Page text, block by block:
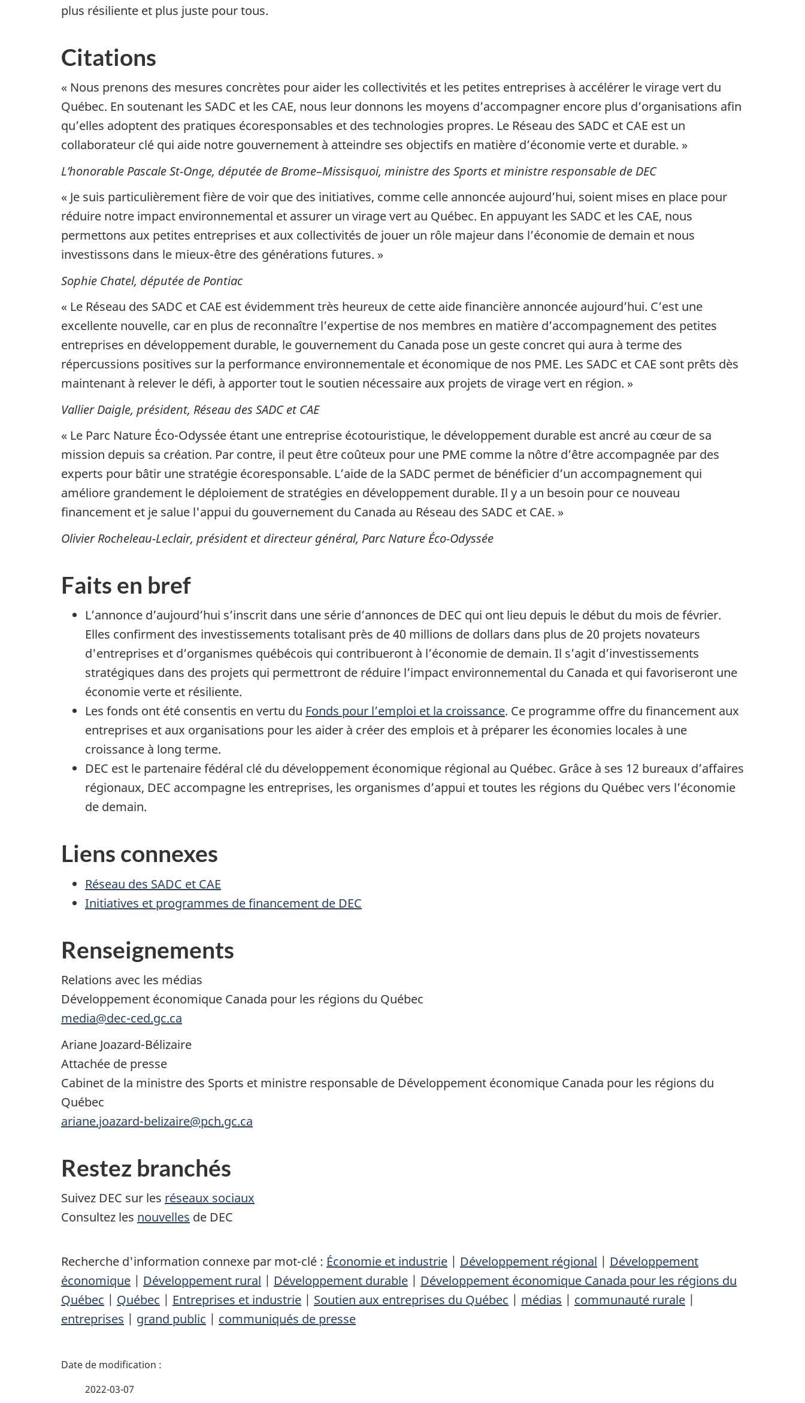
plus résiliente et plus juste pour tous.
Citations
« Nous prenons des mesures concrètes pour aider les collectivités et les petites entreprises à accélérer le virage vert du
Québec. En soutenant les SADC et les CAE, nous leur donnons les moyens d’accompagner encore plus d’organisations afin
qu’elles adoptent des pratiques écoresponsables et des technologies propres. Le Réseau des SADC et CAE est un
collaborateur clé qui aide notre gouvernement à atteindre ses objectifs en matière d’économie verte et durable. »
L’honorable Pascale St-Onge, députée de Brome–Missisquoi, ministre des Sports et ministre responsable de DEC
« Je suis particulièrement fière de voir que des initiatives, comme celle annoncée aujourd’hui, soient mises en place pour
réduire notre impact environnemental et assurer un virage vert au Québec. En appuyant les SADC et les CAE, nous
permettons aux petites entreprises et aux collectivités de jouer un rôle majeur dans l’économie de demain et nous
investissons dans le mieux-être des générations futures. »
Sophie Chatel, députée de Pontiac
« Le Réseau des SADC et CAE est évidemment très heureux de cette aide financière annoncée aujourd’hui. C’est une
excellente nouvelle, car en plus de reconnaître l’expertise de nos membres en matière d’accompagnement des petites
entreprises en développement durable, le gouvernement du Canada pose un geste concret qui aura à terme des
répercussions positives sur la performance environnementale et économique de nos PME. Les SADC et CAE sont prêts dès
maintenant à relever le défi, à apporter tout le soutien nécessaire aux projets de virage vert en région. »
Vallier Daigle, président, Réseau des SADC et CAE
« Le Parc Nature Éco-Odyssée étant une entreprise écotouristique, le développement durable est ancré au cœur de sa
mission depuis sa création. Par contre, il peut être coûteux pour une PME comme la nôtre d’être accompagnée par des
experts pour bâtir une stratégie écoresponsable. L’aide de la SADC permet de bénéficier d’un accompagnement qui
améliore grandement le déploiement de stratégies en développement durable. Il y a un besoin pour ce nouveau
financement et je salue l'appui du gouvernement du Canada au Réseau des SADC et CAE. »
Olivier Rocheleau-Leclair, président et directeur général, Parc Nature Éco-Odyssée
Faits en bref
L’annonce d’aujourd’hui s’inscrit dans une série d’annonces de DEC qui ont lieu depuis le début du mois de février.
Elles confirment des investissements totalisant près de 40 millions de dollars dans plus de 20 projets novateurs
d'entreprises et d’organismes québécois qui contribueront à l’économie de demain. Il s’agit d’investissements
stratégiques dans des projets qui permettront de réduire l’impact environnemental du Canada et qui favoriseront une
économie verte et résiliente.
Les fonds ont été consentis en vertu du Fonds pour l’emploi et la croissance. Ce programme offre du financement aux
entreprises et aux organisations pour les aider à créer des emplois et à préparer les économies locales à une
croissance à long terme.
DEC est le partenaire fédéral clé du développement économique régional au Québec. Grâce à ses 12 bureaux d’affaires
régionaux, DEC accompagne les entreprises, les organismes d’appui et toutes les régions du Québec vers l’économie
de demain.
Liens connexes
Réseau des SADC et CAE
Initiatives et programmes de financement de DEC
Renseignements
Relations avec les médias
Développement économique Canada pour les régions du Québec
media@dec-ced.gc.ca
Ariane Joazard-Bélizaire
Attachée de presse
Cabinet de la ministre des Sports et ministre responsable de Développement économique Canada pour les régions du
Québec
ariane.joazard-belizaire@pch.gc.ca
Restez branchés
Suivez DEC sur les réseaux sociaux
Consultez les nouvelles de DEC
Recherche d'information connexe par mot-clé : Économie et industrie | Développement régional | Développement
économique | Développement rural | Développement durable | Développement économique Canada pour les régions du
Québec | Québec | Entreprises et industrie | Soutien aux entreprises du Québec | médias | communauté rurale |
entreprises | grand public | communiqués de presse
D
2022-03-07